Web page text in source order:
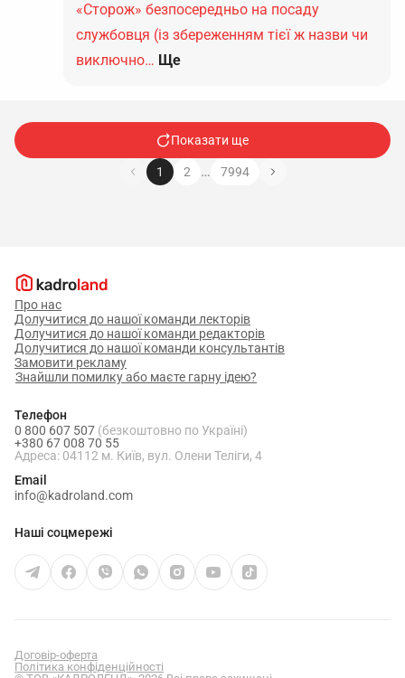
«Сторож» безпосередньо на посаду
службовця (із збереженням тієї ж назви чи
виключно… Ще
Показати ще
1 2 … 7994
Про нас
Долучитися до нашої команди лекторів
Долучитися до нашої команди редакторів
Долучитися до нашої команди консультантів
Замовити рекламу
Знайшли помилку або маєте гарну ідею?
Телефон
0 800 607 507 (безкоштовно по Україні)
+380 67 008 70 55
Адреса: 04112 м. Київ, вул. Олени Теліги, 4
Email
info@kadroland.com
Наші соцмережі
Договір-оферта
Політика конфіденційності